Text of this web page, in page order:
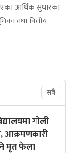
आर्थिक सुधारका
तथा वित्तीय
सबै
गोली
आक्रमणकारी
मृत फेला